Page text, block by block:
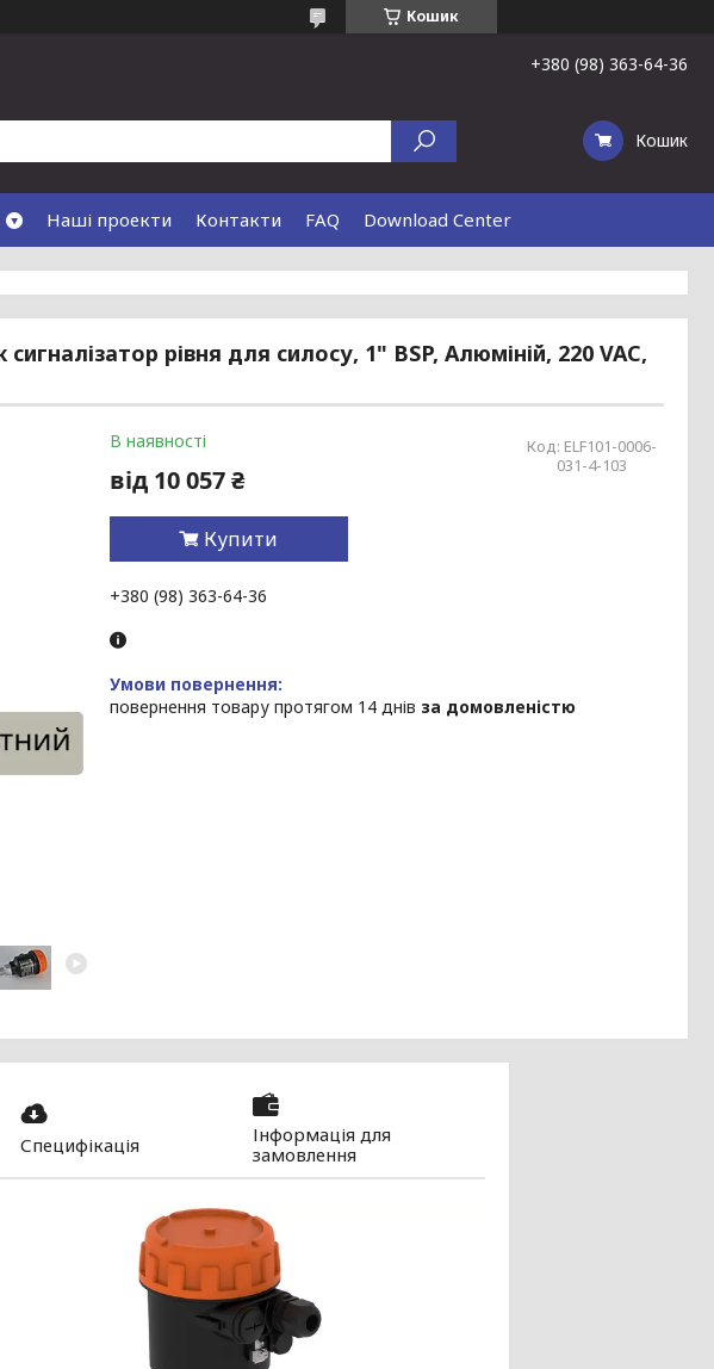
Кошик
+380 (98) 363-64-36
Кошик
Наші проекти Контакти FAQ Download Center
рівня для силосу, 1" BSP, Алюміній, 220 VAC,
В наявності Код: ELF101-0006-
031-4-103
від 10 057 ₴
Купити
+380 (98) 363-64-36
повернення товару протягом 14 днів за домовленістю
Специфікація
Інформація для
замовлення